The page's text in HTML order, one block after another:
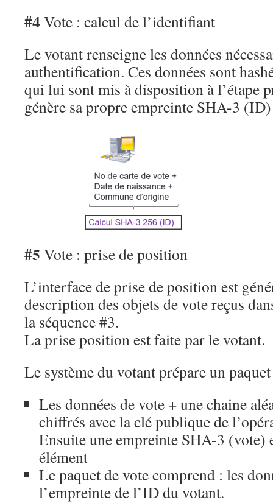
#4 Vote : calcul de l’identifiant
Le votant renseigne les données
authentification. Ces données sont
qui lui sont mis à disposition à l’étape
génère sa propre empreinte SHA-3
#5 Vote : prise de position
L’interface de prise de position est
description des objets de vote reçus
la séquence #3.
La prise position est faite par le votant.
Le système du votant prépare un
Les données de vote + une chaine
chiffrés avec la clé publique de
Ensuite une empreinte SHA-3 (vote)
élément
Le paquet de vote comprend : les
l’empreinte de l’ID du votant.